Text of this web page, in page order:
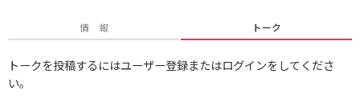
情 報 トーク
トークを投稿するにはユーザー登録またはログインをしてくださ
い。